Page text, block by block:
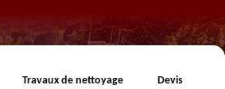
Travaux de nettoyage
Devis